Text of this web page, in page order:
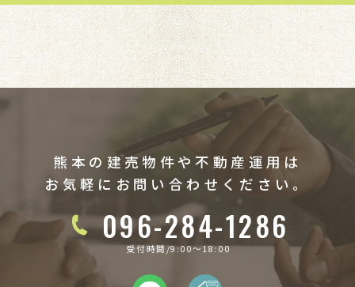
熊本の建売物件や不動産運用は
お気軽にお問い合わせください。
096-284-1286
受付時間/9:00〜18:00